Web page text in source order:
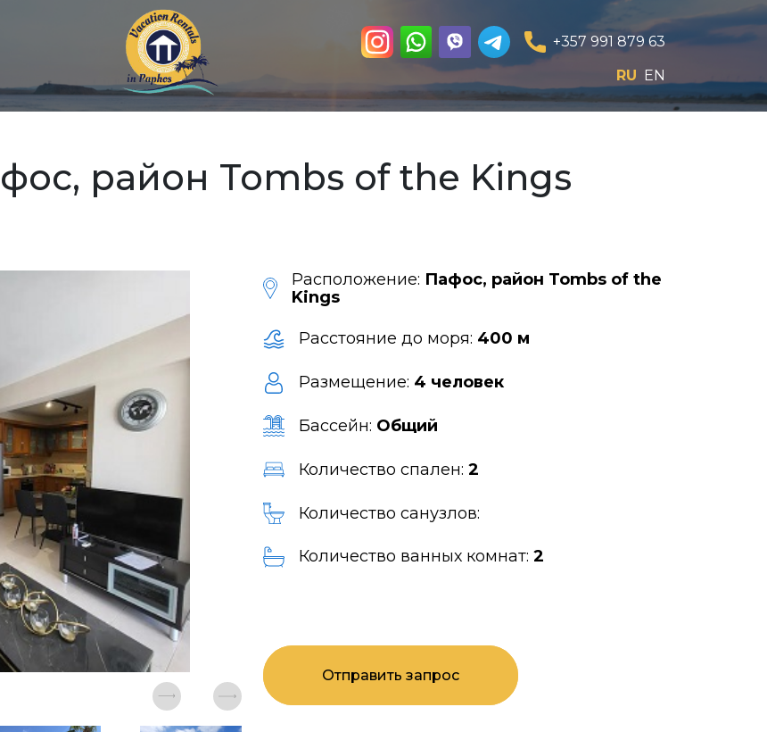
+357 991 879 63
RU EN
район Tombs of the Kings
Расположение: Пафос, район Tombs of the
Kings
Расстояние до моря: 400 м
Размещение: 4 человек
Бассейн: Общий
Количество спален: 2
Количество санузлов:
Количество ванных комнат: 2
Отправить запрос